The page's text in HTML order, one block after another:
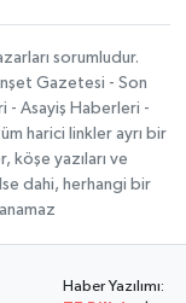
sorumludur.
Gazetesi - Son
- Asayiş Haberleri -
harici linkler ayrı bir
köşe yazıları ve
dahi, herhangi bir
Haber Yazılımı: